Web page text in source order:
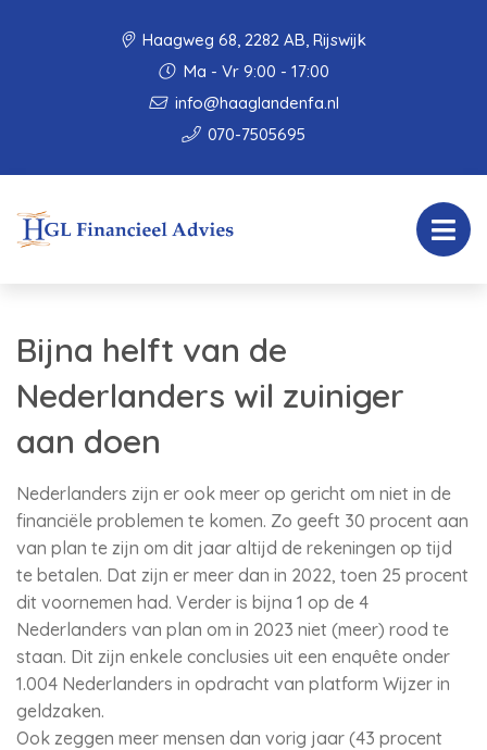
Haagweg 68, 2282 AB, Rijswijk
Ma - Vr 9:00 - 17:00
info@haaglandenfa.nl
070-7505695
Bijna helft van de
Nederlanders wil zuiniger
aan doen
Nederlanders zijn er ook meer op gericht om niet in de
financiële problemen te komen. Zo geeft 30 procent aan
van plan te zijn om dit jaar altijd de rekeningen op tijd
te betalen. Dat zijn er meer dan in 2022, toen 25 procent
dit voornemen had. Verder is bijna 1 op de 4
Nederlanders van plan om in 2023 niet (meer) rood te
staan. Dit zijn enkele conclusies uit een enquête onder
1.004 Nederlanders in opdracht van platform Wijzer in
geldzaken.
Ook zeggen meer mensen dan vorig jaar (43 procent